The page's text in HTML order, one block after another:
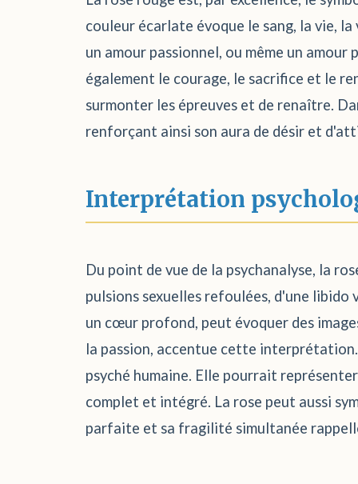
couleur écarlate évoque le sang, la vie,
un amour passionnel, ou même un
également le courage, le sacrifice et le
surmonter les épreuves et de renaître.
renforçant ainsi son aura de désir et
Interprétation
Du point de vue de la psychanalyse, la
pulsions sexuelles refoulées, d'une libido
un cœur profond, peut évoquer des
la passion, accentue cette
psyché humaine. Elle pourrait
complet et intégré. La rose peut aussi
parfaite et sa fragilité simultanée